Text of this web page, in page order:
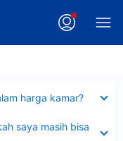
harga kamar?
saya masih bisa